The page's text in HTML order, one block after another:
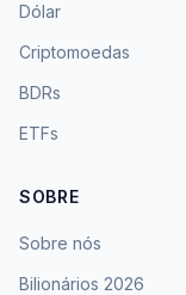
Dólar
Criptomoedas
BDRs
ETFs
SOBRE
Sobre nós
Bilionários 2026